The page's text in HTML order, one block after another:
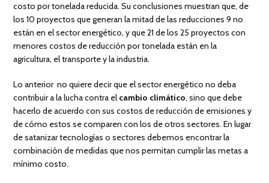
costo por tonelada reducida. Su conclusiones muestran que, de
los 10 proyectos que generan la mitad de las reducciones 9 no
están en el sector energético, y que 21 de los 25 proyectos con
menores costos de reducción por tonelada están en la
agricultura, el transporte y la industria.
Lo anterior no quiere decir que el sector energético no deba
contribuir a la lucha contra el cambio climático, sino que debe
hacerlo de acuerdo con sus costos de reducción de emisiones y
de cómo estos se comparen con los de otros sectores. En lugar
de satanizar tecnologías o sectores debemos encontrar la
combinación de medidas que nos permitan cumplir las metas a
mínimo costo.